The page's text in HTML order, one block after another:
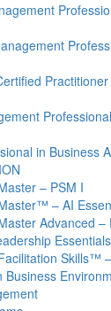
in Business
– PSM I
– AI
Advanced –
Skills™
Business